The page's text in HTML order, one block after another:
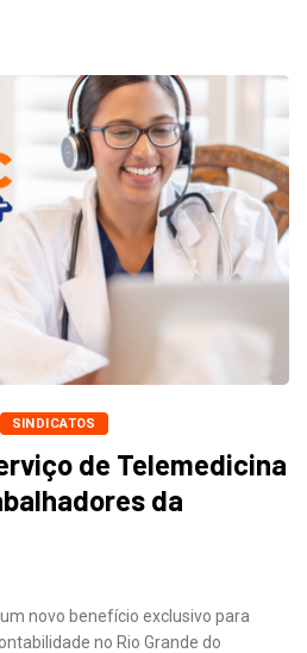
SINDICATOS
de Telemedicina
da
novo benefício exclusivo para
no Rio Grande do